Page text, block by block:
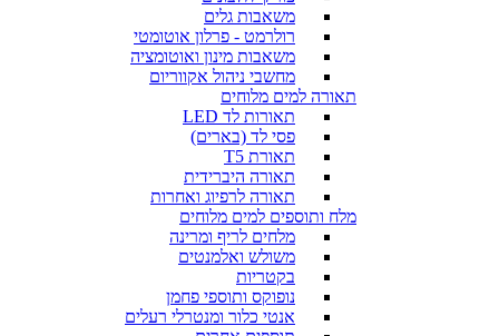
משאבות גלים
רולרמט - פרלון אוטומטי
משאבות מינון ואוטומציה
מחשבי ניהול אקווריום
תאורה למים מלוחים
תאורות לד LED
פסי לד (בארים)
תאורת T5
תאורה היברידית
תאורה לרפיוג ואחרות
מלח ותוספים למים מלוחים
מלחים לריף ומרינה
משולש ואלמנטים
בקטריות
נופוקס ותוספי פחמן
אנטי כלור ומנטרלי רעלים